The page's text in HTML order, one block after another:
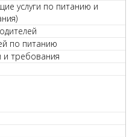
услуги по питанию и
по питанию
требования